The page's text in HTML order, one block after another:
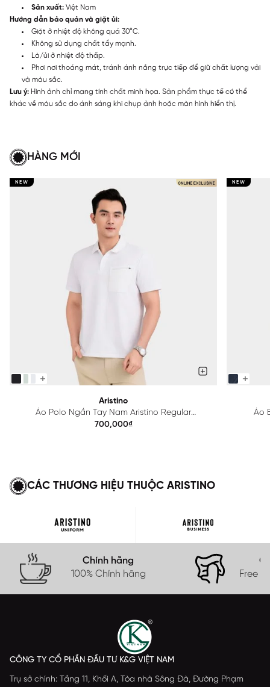
Sản xuất: Việt Nam
Hướng dẫn bảo quản và giặt ủi:
Giặt ở nhiệt độ không quá 30°C.
Không sử dụng chất tẩy mạnh.
Là/ủi ở nhiệt độ thấp.
Phơi nơi thoáng mát, tránh ánh nắng trực tiếp để giữ chất lượng vải
và màu sắc.
Lưu ý: Hình ảnh chỉ mang tính chất minh họa. Sản phẩm thực tế có thể
khác về màu sắc do ánh sáng khi chụp ảnh hoặc màn hình hiển thị.
HÀNG MỚI
NEW
Aristino
Áo Polo Ngắn Tay Nam Aristino Regular
APS615EDP01
700,000₫
NEW
Áo
CÁC THƯƠNG HIỆU THUỘC ARISTINO
Chính hãng
100% Chính hãng
Free
CÔNG TY CỔ PHẦN ĐẦU TƯ K&G VIỆT NAM
Trụ sở chính: Tầng 11, Khối A, Tòa nhà Sông Đà, Đường Phạm